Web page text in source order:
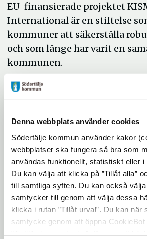
Denna webbplats använder cookies
Södertälje kommun använder kakor
webbplatser ska fungera så bra som
användas funktionellt, statistiskt eller
Du kan välja att klicka på ”Tillåt alla”
till samtliga syften. Du kan också
samtycker till genom att välja dessa
klicka i rutan ”Tillåt urval”. Du kan
samtycke genom att öppna
EU-finansierade projektet
International är en stiftelse
kommuner att säkerställa
och som länge har varit en
kommunen.
– Det finns mycket fantastisk
fina besöksmål i Sörmland
bidra till att lösa utmaningar i
kommenterar Sofi Gerber,
Ekodistrikt Sörmland.
Ekodistrikt
främjar hållbara
Ekodistrikt Sörmland är del
som främjar ekologisk